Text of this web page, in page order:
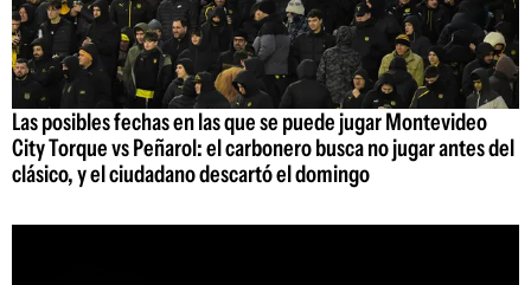
Las posibles fechas en las que se puede jugar Montevideo
City Torque vs Peñarol: el carbonero busca no jugar antes del
clásico, y el ciudadano descartó el domingo